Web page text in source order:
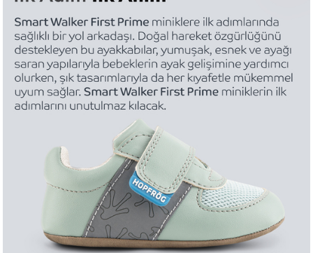
Smart Walker First Prime “Feel, Fit, Flex” özellikleri
ile minik ayaklar için tasarlandı.3F Barefoot
özellikliSmart Walker First Prime, minik ayakların
sağlıklı ve özgür bir şekilde büyümesine yardımcı
olur.
Hissetmenin Hafifliği
Uyum Sağlamanın Konforu
Flex: Esnekliğin Özgürlüğü
%100 Pamuklu İç Astar
%100 pamuklu, teri çeken iç astarı ayağı terletmez.